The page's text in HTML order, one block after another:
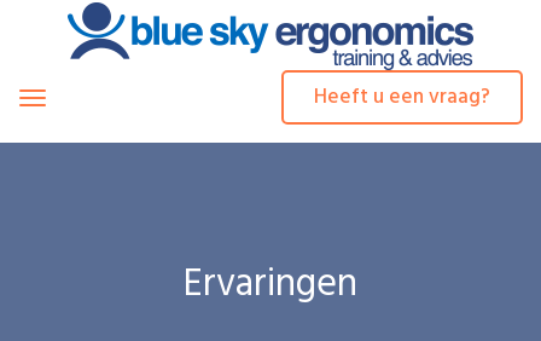
Heeft u een vraag?
Toggle
Ervaringen